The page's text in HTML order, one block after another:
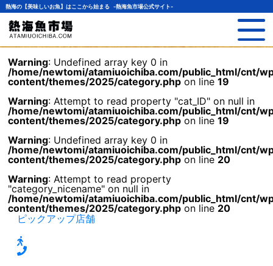
熱海の【美味しいお魚】はここから始まる -熱海魚市場公式サイト-
Warning: Undefined array key 0 in
/home/newtomi/atamiuoichiba.com/public_html/cnt/
content/themes/2025/category.phpon line 19
Warning: Attempt to read property "cat_ID" on null in
/home/newtomi/atamiuoichiba.com/public_html/cnt/
content/themes/2025/category.phpon line 19
Warning: Undefined array key 0 in
/home/newtomi/atamiuoichiba.com/public_html/cnt/
content/themes/2025/category.phpon line 20
Warning: Attempt to read property
"category_nicename" on null in
/home/newtomi/atamiuoichiba.com/public_html/cnt/
content/themes/2025/category.phpon line 20
ピックアップ店舗